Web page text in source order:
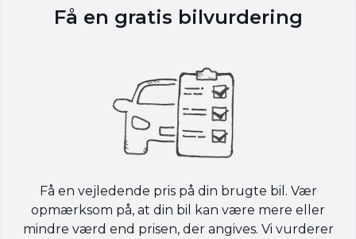
Få en gratis bilvurdering
Få en vejledende pris på din brugte bil. Vær
opmærksom på, at din bil kan være mere eller
mindre værd end prisen, der angives. Vi vurderer